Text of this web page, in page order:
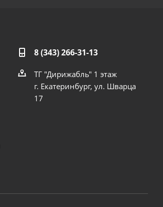
8 (343) 266-31-13
ТГ "Дирижабль" 1 этаж
г. Екатеринбург, ул. Шварца
17